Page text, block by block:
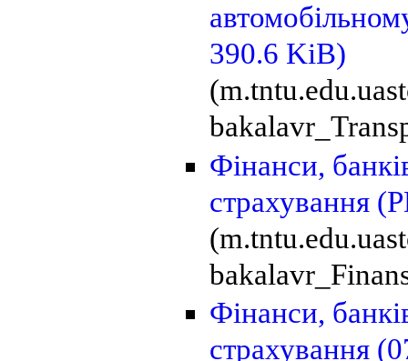
390.6 KiB)
Фінанси,
страхування
Фінанси,
страхування